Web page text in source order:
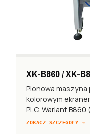
XK-B860 / XK-
Pionowa maszyna
kolorowym
PLC. Wariant
ZOBACZ SZCZEGÓŁY →